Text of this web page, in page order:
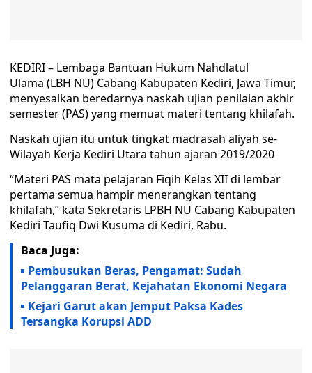
KEDIRI – Lembaga Bantuan Hukum Nahdlatul
Ulama (LBH NU) Cabang Kabupaten Kediri, Jawa Timur,
menyesalkan beredarnya naskah ujian penilaian akhir
semester (PAS) yang memuat materi tentang khilafah.
Naskah ujian itu untuk tingkat madrasah aliyah se-
Wilayah Kerja Kediri Utara tahun ajaran 2019/2020
“Materi PAS mata pelajaran Fiqih Kelas XII di lembar
pertama semua hampir menerangkan tentang
khilafah,” kata Sekretaris LPBH NU Cabang Kabupaten
Kediri Taufiq Dwi Kusuma di Kediri, Rabu.
Baca Juga:
Pembusukan Beras, Pengamat: Sudah
Pelanggaran Berat, Kejahatan Ekonomi Negara
Kejari Garut akan Jemput Paksa Kades
Tersangka Korupsi ADD